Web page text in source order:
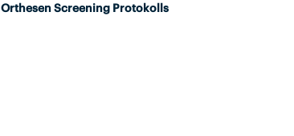
Screening Protokolls